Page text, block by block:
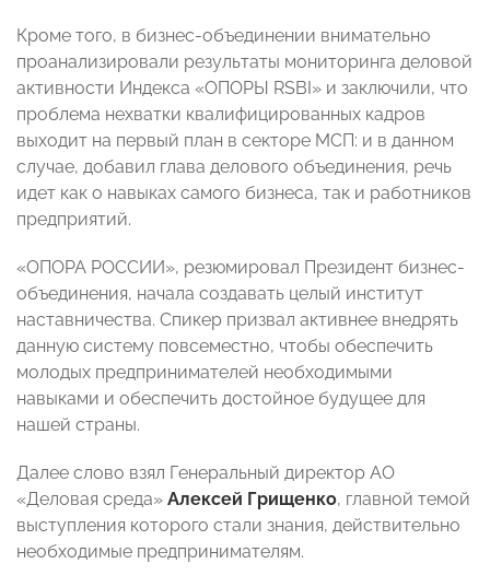
Кроме того, в бизнес-объединении внимательно
проанализировали результаты мониторинга деловой
активности Индекса «ОПОРЫ RSBI» и заключили, что
проблема нехватки квалифицированных кадров
выходит на первый план в секторе МСП: и в данном
случае, добавил глава делового объединения, речь
идет как о навыках самого бизнеса, так и работников
предприятий.
«ОПОРА РОССИИ», резюмировал Президент бизнес-
объединения, начала создавать целый институт
наставничества. Спикер призвал активнее внедрять
данную систему повсеместно, чтобы обеспечить
молодых предпринимателей необходимыми
навыками и обеспечить достойное будущее для
нашей страны.
Далее слово взял Генеральный директор АО
«Деловая среда» Алексей Грищенко, главной темой
выступления которого стали знания, действительно
необходимые предпринимателям.